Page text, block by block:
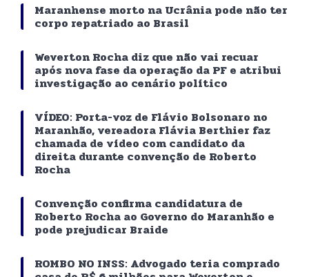
Maranhense morto na Ucrânia pode não ter
corpo repatriado ao Brasil
Weverton Rocha diz que não vai recuar
após nova fase da operação da PF e atribui
investigação ao cenário político
VÍDEO: Porta-voz de Flávio Bolsonaro no
Maranhão, vereadora Flávia Berthier faz
chamada de vídeo com candidato da
direita durante convenção de Roberto
Rocha
Convenção confirma candidatura de
Roberto Rocha ao Governo do Maranhão e
pode prejudicar Braide
ROMBO NO INSS: Advogado teria comprado